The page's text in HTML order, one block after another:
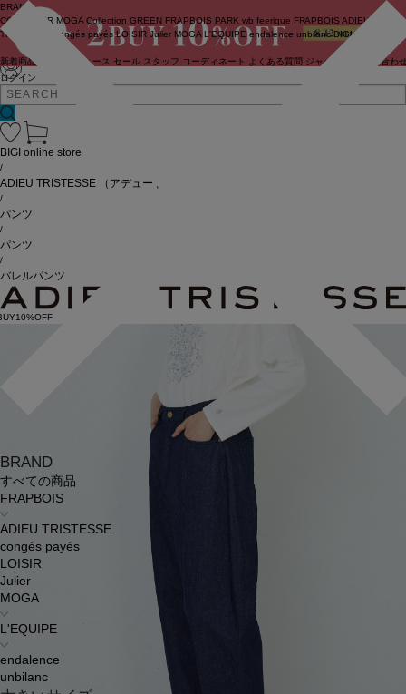
ログイン
BRAND
COUTURIER MOGA Collection GREEN FRAPBOIS PARK wb feerique FRAPBOIS ADIEU
TRISTESSE
congés payés LOISIR Julier MOGA L'EQUIPE endalence unbilanc BIGI online store
新着商品 ニュース セール スタッフ コーディネート よくある質問 ジャーナル お問い合わ
BRAND
すべての商品
FRAPBOIS
ADIEU TRISTESSE
congés payés
LOISIR
Julier
MOGA
L'EQUIPE
endalence
unbilanc
BIGI online store
/
ADIEU TRISTESSE （アデュートリステス）
/
パンツ
/
パンツ
/
バレルパンツ